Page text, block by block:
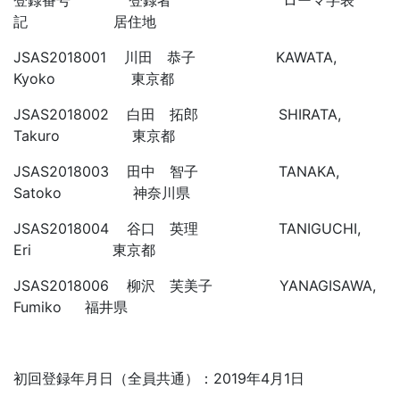
記 居住地
JSAS2018001 川田 恭子 KAWATA,
Kyoko 東京都
JSAS2018002 白田 拓郎 SHIRATA,
Takuro 東京都
JSAS2018003 田中 智子 TANAKA,
Satoko 神奈川県
JSAS2018004 谷口 英理 TANIGUCHI,
Eri 東京都
JSAS2018006 柳沢 芙美子 YANAGISAWA,
Fumiko 福井県
初回登録年月日（全員共通）：2019年4月1日